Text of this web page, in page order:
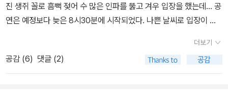
진 생쥐 꼴로 흠뻑 젖어 수 많은 인파를 뚫고 겨우 입장을 했는데... 공
연은 예정보다 늦은 8시30분에 시작되었다. 나쁜 날씨로 입장이 지
다.오프닝 곡, My Eyes Don't Cry... 무대를 느러눕는 열정적인 연
주가 빛난다.관중의 흥을불러낸 Masterblaster~따라부르기 좋은
흥겨운 노래~공연 중 '감사합니다.' 발음이 가장 정확했던 순간은 'E
더보기
공감 (6) 댓글 (2)